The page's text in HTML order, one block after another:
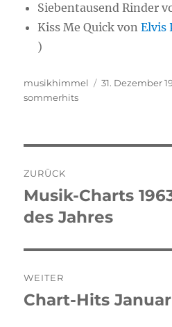
Siebentausend Rinder
Kiss Me Quick vonElvis
)
Autor
musikhimmel
Veröffentlicht
31. Dezember
sommerhits
ZURÜCK
Vorheriger
Beitrag:
Musik-Charts
des Jahres
WEITER
Nächster
Chart-Hits